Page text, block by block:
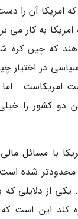
امریکا آن را
امریکا به کار می
که چین کره
سیاسی در اختیار
امریکاست .
دو کشور را
با مسائل
محدودتر شده
یکی از دلایلی
کند این است